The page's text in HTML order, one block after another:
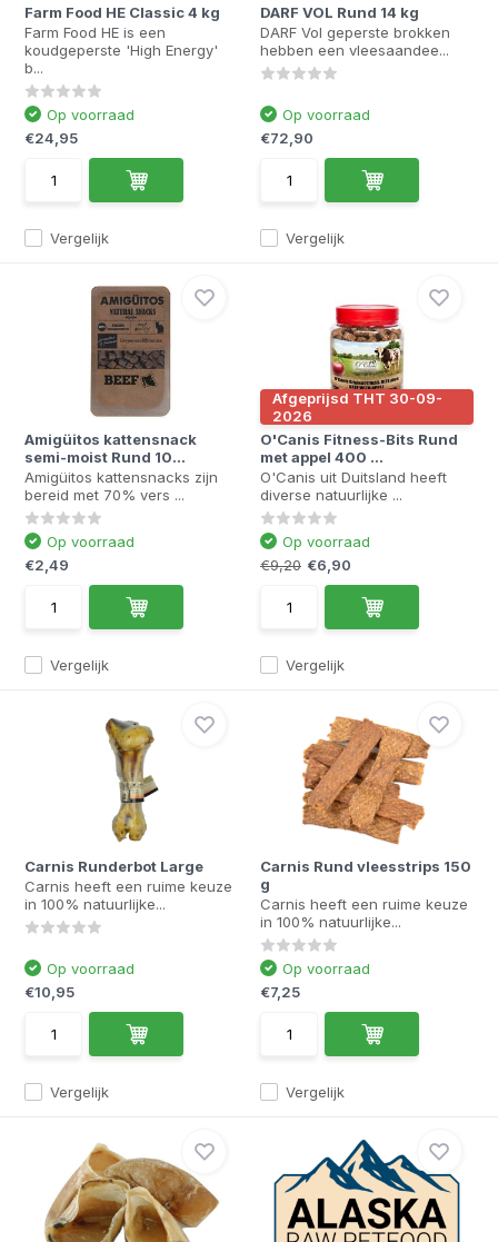
Farm Food HE Classic 4 kg
Farm Food HE is een
koudgeperste 'High Energy'
b...
Vergelijk
Op voorraad
€24,95
DARF VOL Rund 14 kg
DARF Vol geperste brokken
hebben een vleesaandee...
Vergelijk
Op voorraad
€72,90
Amigüitos kattensnack
semi-moist Rund 10...
Amigüitos kattensnacks zijn
bereid met 70% vers ...
Vergelijk
Op voorraad
€2,49
Afgeprijsd THT 30-09-
2026
O'Canis Fitness-Bits Rund
met appel 400 ...
O'Canis uit Duitsland heeft
diverse natuurlijke ...
Vergelijk
Op voorraad
€9,20 €6,90
Carnis Runderbot Large
Carnis heeft een ruime keuze
in 100% natuurlijke...
Vergelijk
Op voorraad
€10,95
Carnis Rund vleesstrips 150
g
Carnis heeft een ruime keuze
in 100% natuurlijke...
Vergelijk
Op voorraad
€7,25